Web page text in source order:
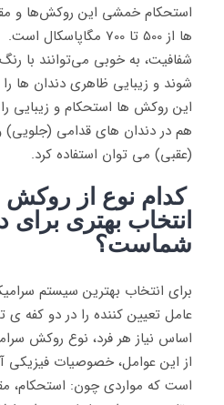
استحکام خمشی این روکش‌ها و
ها از 500 تا 700
شفافیت، به خوبی می‌توانند با
شوند و زیبایی ظاهری دندان ها
این روکش ها استحکام و زیبایی را
هم در دندان های قدامی
(عقبی) می توان استفاده کرد.
کدام نوع از
انتخاب بهتری برای
شماست؟
برای انتخاب بهترین سیستم
عامل تعیین کننده را در دو کفه ی
اساس نیاز هر فرد، نوع روکش
از این عوامل، خصوصیات فیزیکی
است که مواردی چون: استحکام،